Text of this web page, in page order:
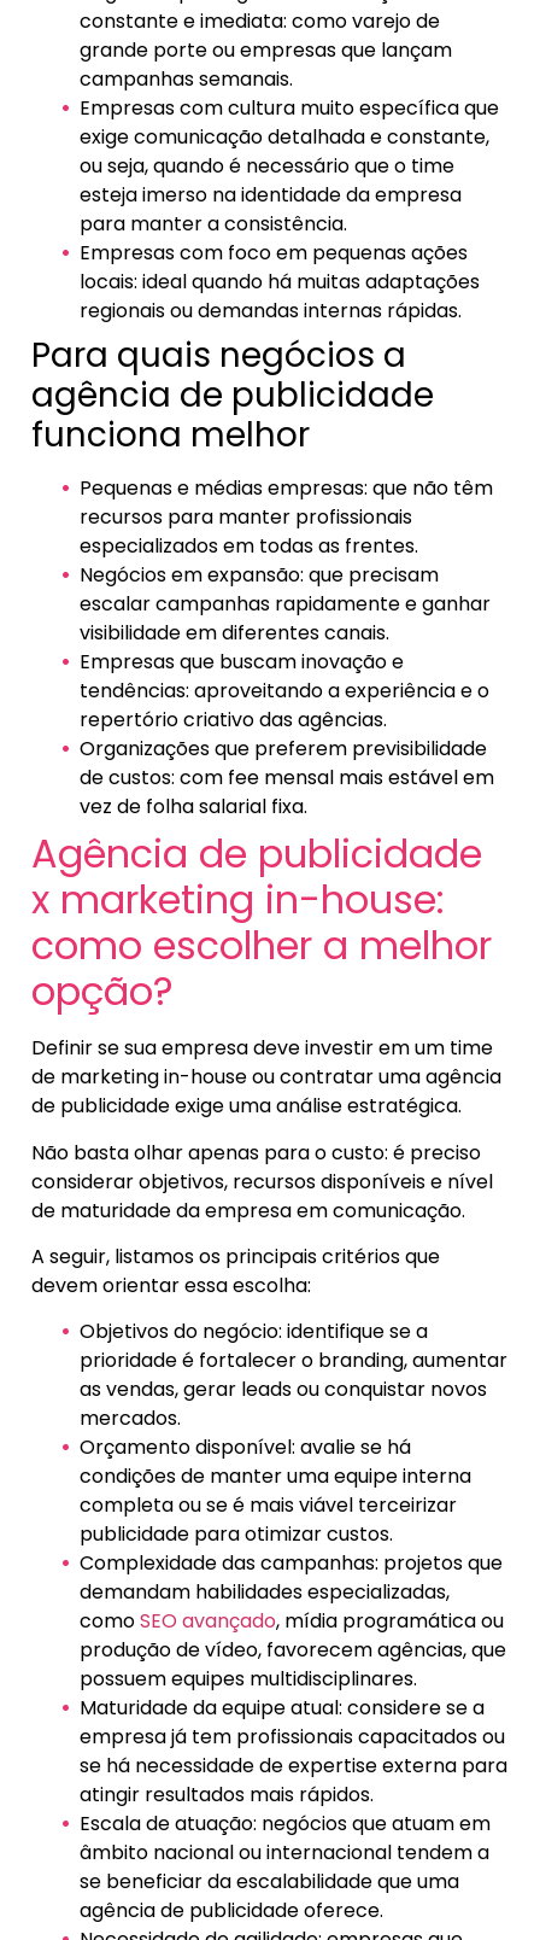
constante e imediata: como varejo de
grande porte ou empresas que lançam
campanhas semanais.
Empresas com cultura muito específica que
exige comunicação detalhada e constante,
ou seja, quando é necessário que o time
esteja imerso na identidade da empresa
para manter a consistência.
Empresas com foco em pequenas ações
locais: ideal quando há muitas adaptações
regionais ou demandas internas rápidas.
Para quais negócios a
agência de publicidade
funciona melhor
Pequenas e médias empresas: que não têm
recursos para manter profissionais
especializados em todas as frentes.
Negócios em expansão: que precisam
escalar campanhas rapidamente e ganhar
visibilidade em diferentes canais.
Empresas que buscam inovação e
tendências: aproveitando a experiência e o
repertório criativo das agências.
Organizações que preferem previsibilidade
de custos: com fee mensal mais estável em
vez de folha salarial fixa.
Agência de publicidade
x marketing in-house:
como escolher a melhor
opção?
Definir se sua empresa deve investir em um time
de marketing in-house ou contratar uma agência
de publicidade exige uma análise estratégica.
Não basta olhar apenas para o custo: é preciso
considerar objetivos, recursos disponíveis e nível
de maturidade da empresa em comunicação.
A seguir, listamos os principais critérios que
devem orientar essa escolha:
Objetivos do negócio: identifique se a
prioridade é fortalecer o branding, aumentar
as vendas, gerar leads ou conquistar novos
mercados.
Orçamento disponível: avalie se há
condições de manter uma equipe interna
completa ou se é mais viável terceirizar
publicidade para otimizar custos.
Complexidade das campanhas: projetos que
demandam habilidades especializadas,
comoSEO avançado, mídia programática ou
produção de vídeo, favorecem agências, que
possuem equipes multidisciplinares.
Maturidade da equipe atual: considere se a
empresa já tem profissionais capacitados ou
se há necessidade de expertise externa para
atingir resultados mais rápidos.
Escala de atuação: negócios que atuam em
âmbito nacional ou internacional tendem a
se beneficiar da escalabilidade que uma
agência de publicidade oferece.